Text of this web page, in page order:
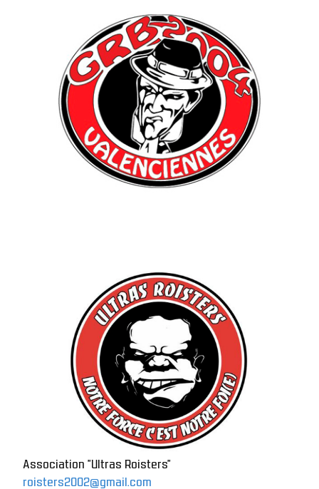
Association "Ultras Roisters"
roisters2002@gmail.com